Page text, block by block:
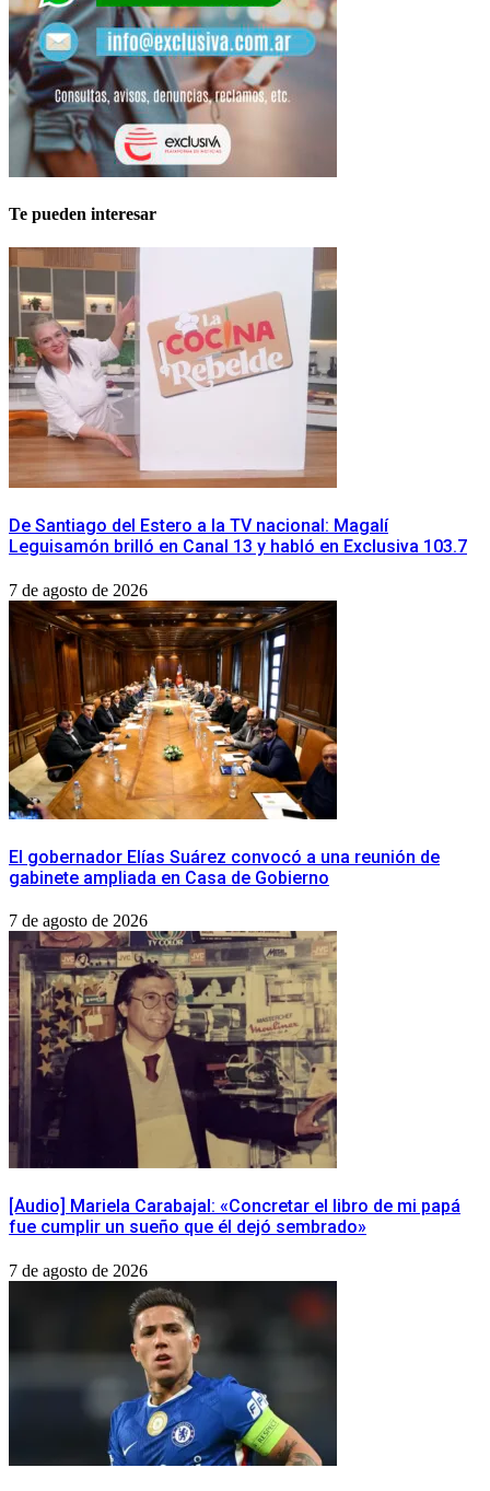
Te pueden interesar
De Santiago del Estero a la TV nacional: Magalí
Leguisamón brilló en Canal 13 y habló en Exclusiva 103.7
7 de agosto de 2026
​El gobernador Elías Suárez convocó a una reunión de
gabinete ampliada en Casa de Gobierno
7 de agosto de 2026
[Audio] Mariela Carabajal: «Concretar el libro de mi papá
fue cumplir un sueño que él dejó sembrado»
7 de agosto de 2026